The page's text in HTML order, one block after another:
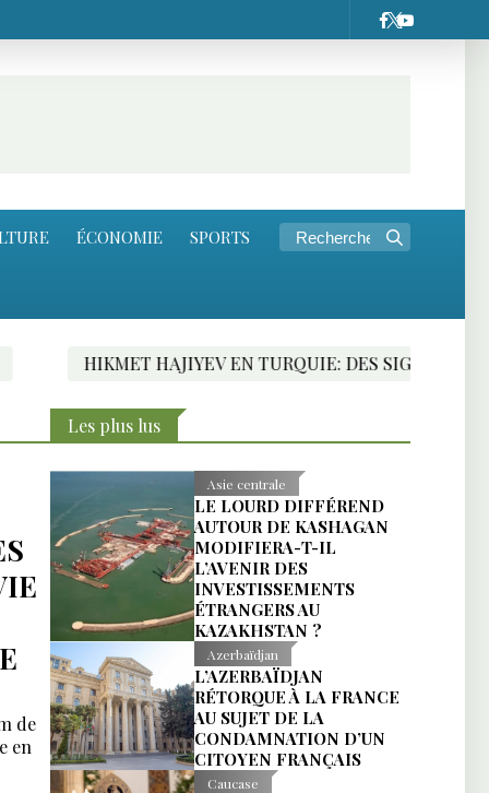
ÉCONOMIE SPORTS
DES SIGNES FAVORABLES VERS UN TRAITÉ DE
de
en
Les plus lus
Asie centrale
LE LOURD DIFFÉREND
AUTOUR DE KASHAGAN
MODIFIERA-T-IL
L’AVENIR DES
INVESTISSEMENTS
ÉTRANGERS AU
KAZAKHSTAN ?
Azerbaïdjan
L’AZERBAÏDJAN
RÉTORQUE À LA FRANCE
AU SUJET DE LA
CONDAMNATION D’UN
CITOYEN FRANÇAIS
Caucase